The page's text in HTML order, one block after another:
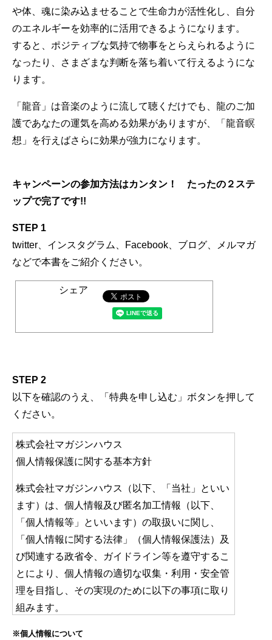
や体、魂に染み込ませることで生命力が活性化し、自分
のエネルギーを効率的に活用できるようになります。
すると、ポジティブな気持で物事をとらえられるように
なったり、さまざまな判断を落ち着いて行えるようにな
ります。
「龍音」は音楽のように流して聴くだけでも、龍のご加
護であなたの運気を高める効果がありますが、「龍音瞑
想」を行えばさらに効果が強力になります。
キャンペーンの参加方法はカンタン！ たったの２ステ
ップで完了です!!
STEP 1
twitter、インスタグラム、Facebook、ブログ、メルマガ
などで本書をご紹介ください。
シェア
STEP 2
以下を確認のうえ、「特典を申し込む」ボタンを押して
ください。
株式会社マガジンハウス
個人情報保護に関する基本方針
株式会社マガジンハウス（以下、「当社」といい
ます）は、個人情報及び匿名加工情報（以下、
「個人情報等」といいます）の取扱いに関し、
「個人情報に関する法律」（個人情報保護法）及
び関連する政省令、ガイドライン等を遵守するこ
とにより、個人情報の適切な収集・利用・安全管
理を目指し、その実現のために以下の事項に取り
組みます。
個人情報保護に関する規定を定め、当社役員はじ
※個人情報について